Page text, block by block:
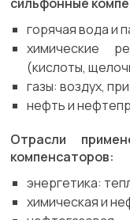
горячая вода и
химические
(кислоты,
газы: воздух,
нефть и
Отрасли
компенсаторов:
энергетика:
химическая и